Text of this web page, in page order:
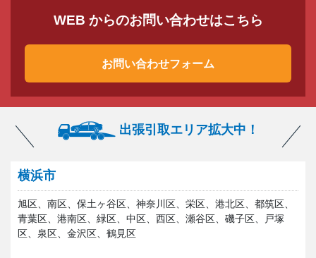
WEB からのお問い合わせはこちら
お問い合わせフォーム
出張引取エリア拡大中！
横浜市
旭区、南区、保土ヶ谷区、神奈川区、栄区、港北区、都筑区、
青葉区、港南区、緑区、中区、西区、瀬谷区、磯子区、戸塚
区、泉区、金沢区、鶴見区